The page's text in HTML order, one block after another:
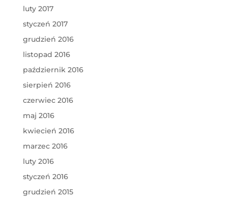
luty 2017
styczeń 2017
grudzień 2016
listopad 2016
październik 2016
sierpień 2016
czerwiec 2016
maj 2016
kwiecień 2016
marzec 2016
luty 2016
styczeń 2016
grudzień 2015